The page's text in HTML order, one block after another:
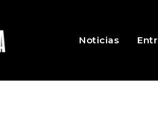
Noticias